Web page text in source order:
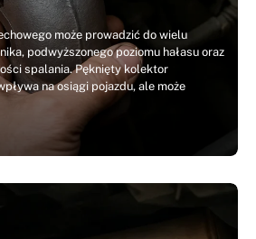
może prowadzić do wielu
podwyższonego poziomu hałasu oraz
spalania. Pęknięty kolektor
na osiągi pojazdu, ale może